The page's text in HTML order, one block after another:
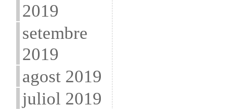
2019
setembre
2019
agost 2019
juliol 2019